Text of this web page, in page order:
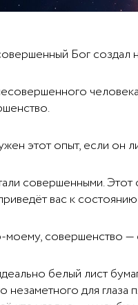
Бог создал
этот опыт, если он
совершенными. Этот
вас к
совершенство —
белый лист
незаметного для